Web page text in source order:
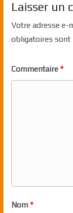
Laisser un
Votre adresse e-
obligatoires sont
Commentaire *
Nom *